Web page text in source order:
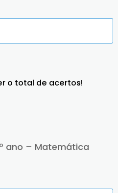
o total de acertos!
ano – Matemática